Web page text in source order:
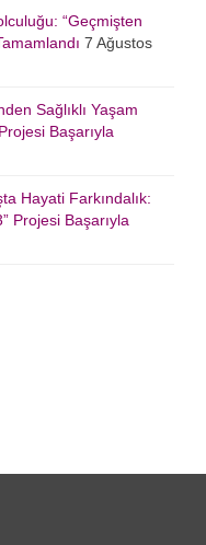
“Geçmişten
7 Ağustos
Sağlıklı Yaşam
Başarıyla
Hayati Farkındalık:
Projesi Başarıyla